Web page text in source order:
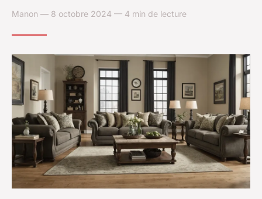
Manon — 8 octobre 2024 — 4 min de lecture